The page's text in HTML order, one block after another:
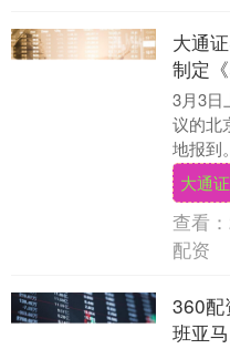
大通
制定
3月3日
议的北
地报到
光聚焦
龄社会
大通
查看：
配资
360配
班亚